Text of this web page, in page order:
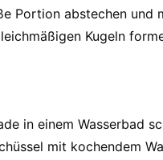
Portion abstechen und
Kugeln
in einem Wasserbad
mit kochendem